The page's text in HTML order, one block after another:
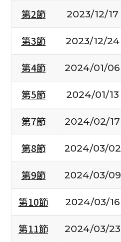
第2節
2023/12/17
第3節
2023/12/24
第4節
2024/01/06
第5節
2024/01/13
第7節
2024/02/17
第8節
2024/03/02
第9節
2024/03/09
第10節
2024/03/16
第11節
2024/03/23